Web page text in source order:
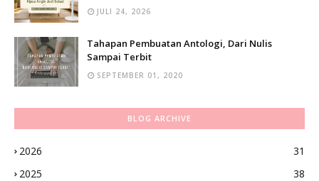
JULI 24, 2026
Tahapan Pembuatan Antologi, Dari Nulis
Sampai Terbit
SEPTEMBER 01, 2020
BLOG ARCHIVE
2026
31
2025
38